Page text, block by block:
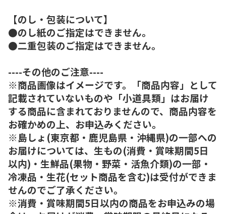
【のし・包装について】
●のし紙のご指定はできません。
●二重包装のご指定はできません。
----その他のご注意----
※商品画像はイメージです。「商品内容」として
記載されていないものや「小道具類」はお届け
する商品に含まれておりませんので、商品内容を
お確かめの上、お申込みください。
※島しょ(東京都・鹿児島県・沖縄県)の一部への
お届けについては、生もの(消費・賞味期間5日
以内)・生鮮品(果物・野菜・活魚介類)の一部・
冷凍品・生花(セット商品を含む)は受付ができま
せんのでご了承ください。
※消費・賞味期間5日以内の商品をお申込みの場